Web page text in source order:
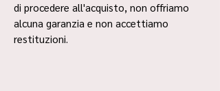
di procedere all'acquisto, non offriamo
alcuna garanzia e non accettiamo
restituzioni.